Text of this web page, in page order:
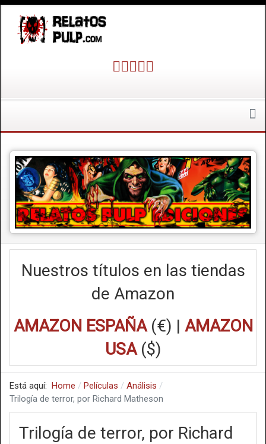
Nuestros títulos en las tiendas
de Amazon
AMAZON ESPAÑA(€) | AMAZON
USA($)
Está aquí: Home Películas
Análisis
Trilogía de terror, por Richard Matheson
Trilogía de terror, por Richard